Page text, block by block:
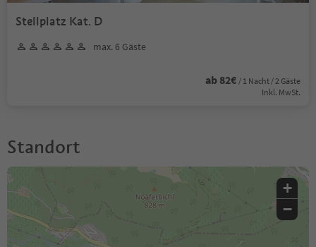
Stellplatz Kat. D
max. 6 Gäste
ab 82€ / 1 Nacht / 2 Gäste
Inkl. MwSt.
Standort
+
−